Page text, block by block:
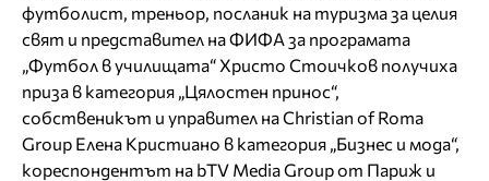
футболист, треньор, посланик на туризма за целия
свят и представител на ФИФА за програмата
„Футбол в училищата“ Христо Стоичков получиха
приза в категория „Цялостен принос“,
собственикът и управител на Christian of Roma
Group Елена Кристиано в категория „Бизнес и мода“,
кореспондентът на bTV Media Group от Париж и